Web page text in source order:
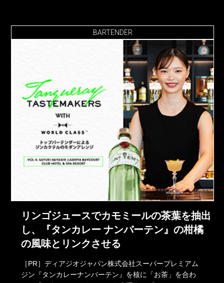
BARTENDER
リンゴジュースでカモミールの茶葉を抽出
し、『タンカレー ナンバーテン』の柑橘
の風味とリンクさせる
［PR］ディアジオジャパン株式会社スーパープレミアム
ジン『タンカレーナンバーテン』を核に「お茶」を合わ